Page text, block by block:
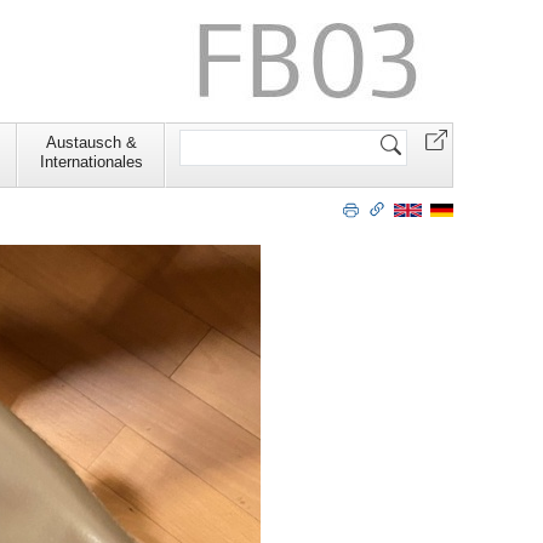
Austausch &
Internationales
Website